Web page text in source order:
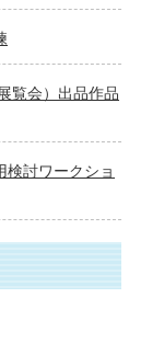
覧会）出品作品
検討ワークショ